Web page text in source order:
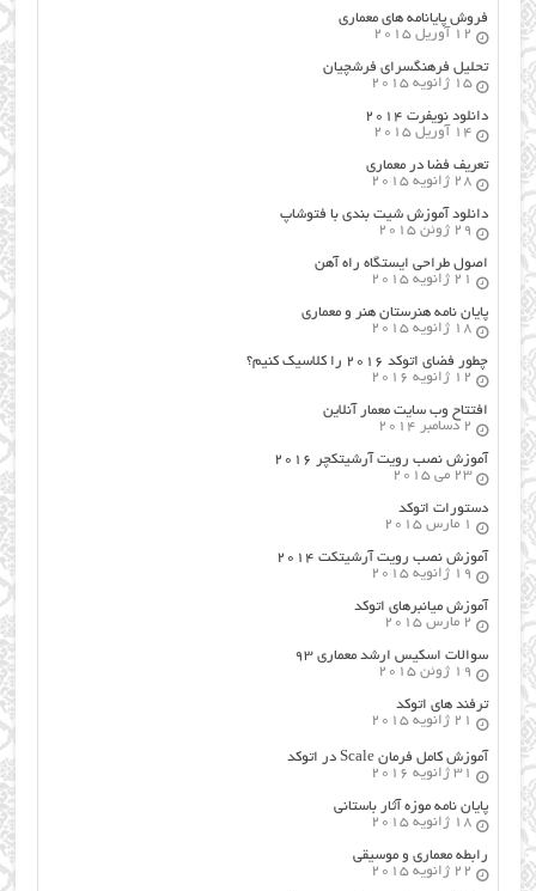
فروش پایانامه های معماری
12 آوریل 2015
تحلیل فرهنگسرای فرشچیان
15 ژانویه 2015
دانلود نویفرت ۲۰۱۴
14 آوریل 2015
تعریف فضا در معماری
28 ژانویه 2015
دانلود آموزش شیت بندی با فتوشاپ
29 ژوئن 2015
اصول طراحي ایستگاه راه آهن
21 ژانویه 2015
پایان نامه هنرستان هنر و معماري
18 ژانویه 2015
چطور فضای اتوکد ۲۰۱۶ را کلاسیک کنیم؟
12 ژانویه 2016
افتتاح وب سایت معمار آنلاین
2 دسامبر 2014
آموزش نصب رویت آرشیتکچر ۲۰۱۶
23 می 2015
دستورات اتوکد
1 مارس 2015
آموزش نصب رویت آرشیتکت ۲۰۱۴
19 ژانویه 2015
آموزش میانبرهای اتوکد
2 مارس 2015
سوالات اسکیس ارشد معماری ۹۳
19 ژوئن 2015
ترفند های اتوکد
21 ژانویه 2015
آموزش کامل فرمان Scale در اتوکد
31 ژانویه 2016
پایان نامه موزه آثار باستانی
18 ژانویه 2015
رابطه معماری و موسیقی
22 ژانویه 2015